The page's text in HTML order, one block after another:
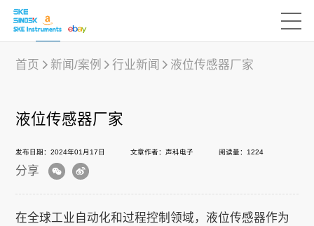
产品中心
行业应用
下载中心
首页 新闻/案例 行业新闻 液位传感器厂家
液位传感器厂家
发布日期：2024年01月17日 文章作者：声科电子 阅读量：1224
分享
在全球工业自动化和过程控制领域，液位传感器作为